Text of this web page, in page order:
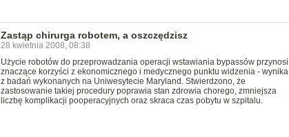
Zastąp chirurga robotem, a oszczędzisz
28 kwietnia 2008, 08:38
Użycie robotów do przeprowadzania operacji wstawiania bypassów przynosi
znaczące korzyści z ekonomicznego i medycznego punktu widzenia - wynika
z badań wykonanych na Uniwesytecie Maryland. Stwierdzono, że
zastosowanie takiej procedury poprawia stan zdrowia chorego, zmniejsza
liczbę komplikacji pooperacyjnych oraz skraca czas pobytu w szpitalu.